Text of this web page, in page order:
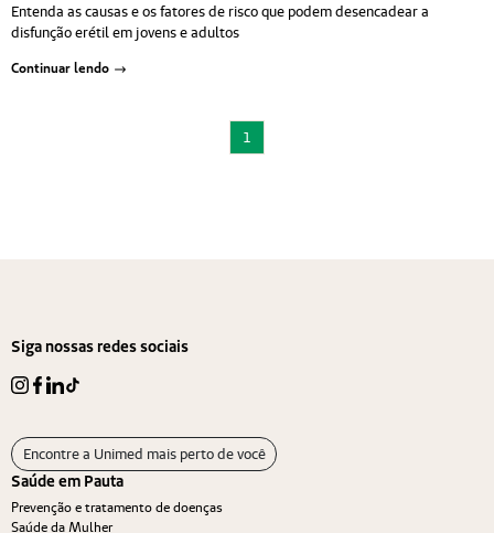
Entenda as causas e os fatores de risco que podem desencadear a
disfunção erétil em jovens e adultos
Continuar lendo
1
Siga nossas redes sociais
Encontre a Unimed mais perto de você
Saúde em Pauta
Prevenção e tratamento de doenças
Saúde da Mulher